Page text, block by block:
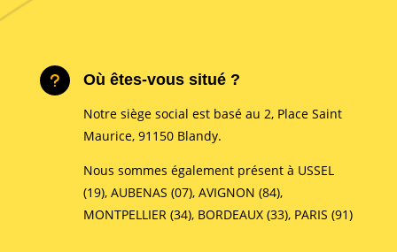
u Où êtes-vous situé ?
Notre siège social est basé au 2, Place Saint
Maurice, 91150 Blandy.
Nous sommes également présent à USSEL
(19), AUBENAS (07), AVIGNON (84),
MONTPELLIER (34), BORDEAUX (33), PARIS (91)